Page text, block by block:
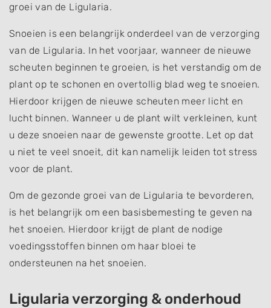
groei van de Ligularia.
Snoeien is een belangrijk onderdeel van de verzorging
van de Ligularia. In het voorjaar, wanneer de nieuwe
scheuten beginnen te groeien, is het verstandig om de
plant op te schonen en overtollig blad weg te snoeien.
Hierdoor krijgen de nieuwe scheuten meer licht en
lucht binnen. Wanneer u de plant wilt verkleinen, kunt
u deze snoeien naar de gewenste grootte. Let op dat
u niet te veel snoeit, dit kan namelijk leiden tot stress
voor de plant.
Om de gezonde groei van de Ligularia te bevorderen,
is het belangrijk om een basisbemesting te geven na
het snoeien. Hierdoor krijgt de plant de nodige
voedingsstoffen binnen om haar bloei te
ondersteunen na het snoeien.
Ligularia verzorging & onderhoud